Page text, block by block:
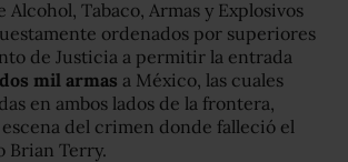
Tabaco, Armas y Explosivos
ordenados por superiores
de Justicia a permitir la entrada
mil armas a México, las cuales
en ambos lados de la frontera,
del crimen donde falleció el
Brian Terry.